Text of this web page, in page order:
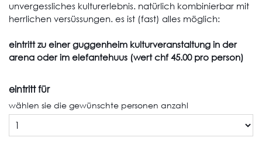
unvergessliches kulturerlebnis. natürlich kombinierbar mit
herrlichen versüssungen. es ist (fast) alles möglich:
eintritt zu einer guggenheim kulturveranstaltung in der
arena oder im elefantehuus (wert chf 45.00 pro person)
eintritt für
wählen sie die gewünschte personen anzahl